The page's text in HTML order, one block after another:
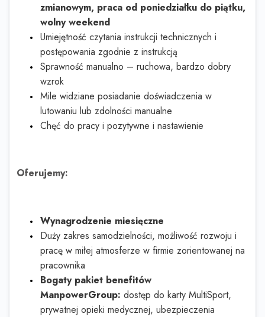
zmianowym, praca od poniedziałku do piątku,
wolny weekend
Umiejętność czytania instrukcji technicznych i
postępowania zgodnie z instrukcją
Sprawność manualno – ruchowa, bardzo dobry
wzrok
Mile widziane posiadanie doświadczenia w
lutowaniu lub zdolności manualne
Chęć do pracy i pozytywne i nastawienie
Oferujemy:
Wynagrodzenie miesięczne
Duży zakres samodzielności, możliwość rozwoju i
pracę w miłej atmosferze w firmie zorientowanej na
pracownika
Bogaty pakiet benefitów
ManpowerGroup: dostęp do karty MultiSport,
prywatnej opieki medycznej, ubezpieczenia